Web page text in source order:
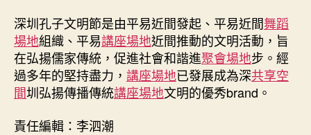
深圳孔子文明節是由平易近間發起、平易近間舞蹈
場地組織、平易講座場地近間推動的文明活動，旨
在弘揚儒家傳統，促進社會和諧進聚會場地步。經
過多年的堅持盡力， 講座場地已發展成為深共享空
間圳弘揚傳播傳統講座場地文明的優秀brand。
責任編輯：李泗潮